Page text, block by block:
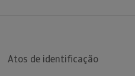
Atos de identificação